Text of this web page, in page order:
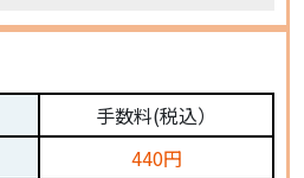
手数料(税込）
440円